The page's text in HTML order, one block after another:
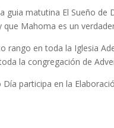
guia matutina El Sueño
Mahoma es un
rango en toda la Iglesia
la congregación de
participa en la